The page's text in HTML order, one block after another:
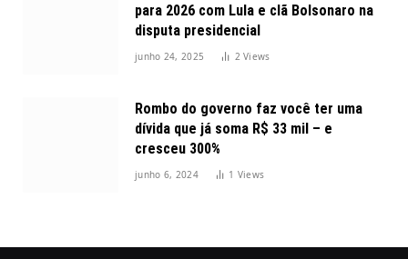
para 2026 com Lula e clã Bolsonaro na
disputa presidencial
junho 24, 2025 2Views
Rombo do governo faz você ter uma
dívida que já soma R$ 33 mil – e
cresceu 300%
junho 6, 2024 1 Views